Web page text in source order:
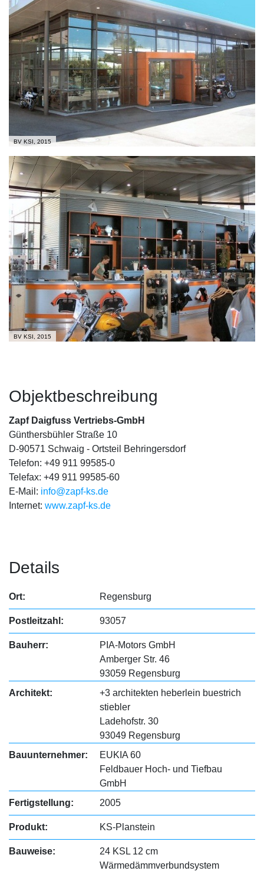
BV KSI, 2015
BV KSI, 2015
Objektbeschreibung
Zapf Daigfuss Vertriebs-GmbH
Günthersbühler Straße 10
D-90571 Schwaig - Ortsteil Behringersdorf
Telefon: +49 911 99585-0
Telefax: +49 911 99585-60
E-Mail: info@zapf-ks.de
Internet: www.zapf-ks.de
Details
Ort: Regensburg
Postleitzahl: 93057
Bauherr:
PIA-Motors GmbH
Amberger Str. 46
93059 Regensburg
Architekt:
+3 architekten heberlein buestrich
stiebler
Ladehofstr. 30
93049 Regensburg
Bauunternehmer:
EUKIA 60
Feldbauer Hoch- und Tiefbau
GmbH
Fertigstellung:
2005
Produkt: KS-Planstein
Bauweise:
24 KSL 12 cm
Wärmedämmverbundsystem